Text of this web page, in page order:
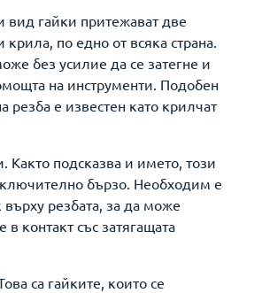
вид гайки притежават две
по едно от всяка страна.
без усилие да се затегне и
на инструменти. Подобен
резба е известен като крилчат
Както подсказва и името, този
бързо. Необходим е
върху резбата, за да може
в контакт със затягащата
са гайките, които се